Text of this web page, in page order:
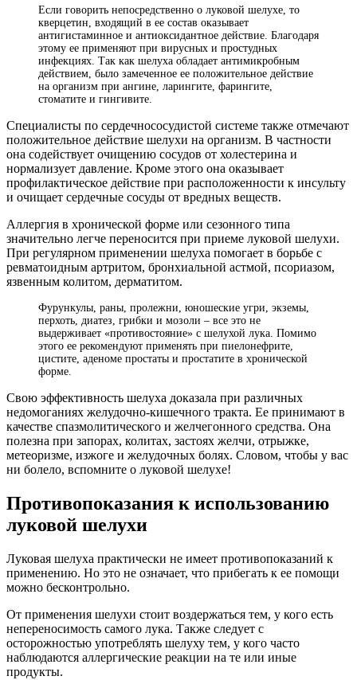
Если говорить непосредственно о луковой шелухе, то
кверцетин, входящий в ее состав оказывает
антигистаминное и антиоксидантное действие. Благодаря
этому ее применяют при вирусных и простудных
инфекциях. Так как шелуха обладает антимикробным
действием, было замеченное ее положительное действие
на организм при ангине, ларингите, фарингите,
стоматите и гингивите.
Специалисты по сердечнососудистой системе также отмечают
положительное действие шелухи на организм. В частности
она содействует очищению сосудов от холестерина и
нормализует давление. Кроме этого она оказывает
профилактическое действие при расположенности к инсульту
и очищает сердечные сосуды от вредных веществ.
Аллергия в хронической форме или сезонного типа
значительно легче переносится при приеме луковой шелухи.
При регулярном применении шелуха помогает в борьбе с
ревматоидным артритом, бронхиальной астмой, псориазом,
язвенным колитом, дерматитом.
Фурункулы, раны, пролежни, юношеские угри, экземы,
перхоть, диатез, грибки и мозоли – все это не
выдерживает «противостояние» с шелухой лука. Помимо
этого ее рекомендуют применять при пиелонефрите,
цистите, аденоме простаты и простатите в хронической
форме.
Свою эффективность шелуха доказала при различных
недомоганиях желудочно-кишечного тракта. Ее принимают в
качестве спазмолитического и желчегонного средства. Она
полезна при запорах, колитах, застоях желчи, отрыжке,
метеоризме, изжоге и желудочных болях. Словом, чтобы у вас
ни болело, вспомните о луковой шелухе!
Противопоказания к использованию
луковой шелухи
Луковая шелуха практически не имеет противопоказаний к
применению. Но это не означает, что прибегать к ее помощи
можно бесконтрольно.
От применения шелухи стоит воздержаться тем, у кого есть
непереносимость самого лука. Также следует с
осторожностью употреблять шелуху тем, у кого часто
наблюдаются аллергические реакции на те или иные
продукты.